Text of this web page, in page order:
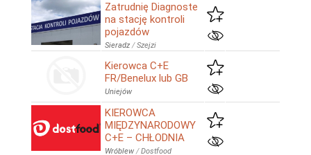
Zatrudnię Diagnoste
na stację kontroli
pojazdów
Sieradz /Szejzi
Kierowca C+E
FR/Benelux lub GB
Uniejów
KIEROWCA
MIĘDZYNARODOWY
C+E – CHŁODNIA
Wróblew /Dostfood